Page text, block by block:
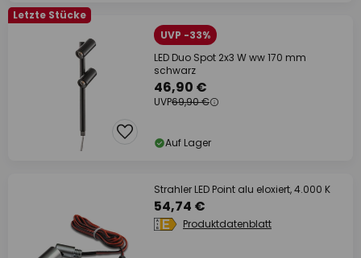
Letzte Stücke
UVP -33%
LED Duo Spot 2x3 W ww 170 mm
schwarz
46,90 €
UVP69,90 €
Auf Lager
Strahler LED Point alu eloxiert, 4.000 K
54,74 €
Produktdatenblatt